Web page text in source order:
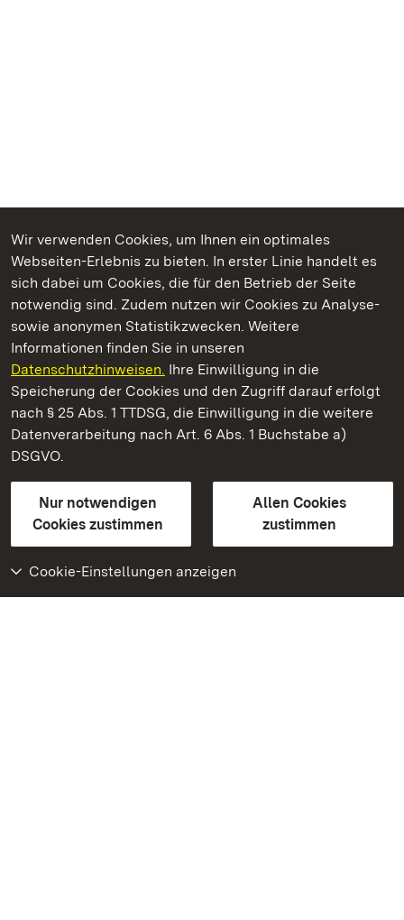
Wir verwenden Cookies, um Ihnen ein optimales
Webseiten-Erlebnis zu bieten. In erster Linie handelt es
sich dabei um Cookies, die für den Betrieb der Seite
notwendig sind. Zudem nutzen wir Cookies zu Analyse-
sowie anonymen Statistikzwecken. Weitere
Informationen finden Sie in unseren
Datenschutzhinweisen. Ihre Einwilligung in die
Speicherung der Cookies und den Zugriff darauf erfolgt
nach § 25 Abs. 1 TTDSG, die Einwilligung in die weitere
Datenverarbeitung nach Art. 6 Abs. 1 Buchstabe a)
DSGVO.
Nur notwendigen
Cookies zustimmen
Allen Cookies
zustimmen
Cookie-Einstellungen anzeigen
Kommen. Staunen. Genießen.
Residenzschloss Ludwigsburg
Staatliche Schlösser und Gärten Baden-Württemberg
Kontakt
GebärdenspracheLeichte Sprache
Erklärung zur Barrierefreiheit
BITV-konform (geprüfte Seiten)
Weiteres